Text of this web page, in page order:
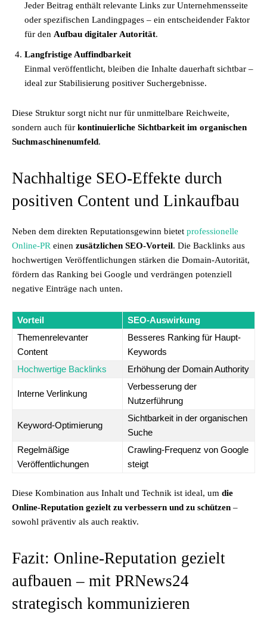
Jeder Beitrag enthält relevante Links zur Unternehmensseite
oder spezifischen Landingpages – ein entscheidender Faktor
für den Aufbau digitaler Autorität.
Langfristige Auffindbarkeit
Einmal veröffentlicht, bleiben die Inhalte dauerhaft sichtbar –
ideal zur Stabilisierung positiver Suchergebnisse.
Diese Struktur sorgt nicht nur für unmittelbare Reichweite,
sondern auch für kontinuierliche Sichtbarkeit im organischen
Suchmaschinenumfeld.
Nachhaltige SEO-Effekte durch
positiven Content und Linkaufbau
Neben dem direkten Reputationsgewinn bietet professionelle
Online-PR einen zusätzlichen SEO-Vorteil. Die Backlinks aus
hochwertigen Veröffentlichungen stärken die Domain-Autorität,
fördern das Ranking bei Google und verdrängen potenziell
negative Einträge nach unten.
Vorteil
SEO-Auswirkung
Themenrelevanter
Content
Besseres Ranking für Haupt-
Keywords
Hochwertige Backlinks
Erhöhung der Domain Authority
Interne Verlinkung
Verbesserung der
Nutzerführung
Keyword-Optimierung
Sichtbarkeit in der organischen
Suche
Regelmäßige
Veröffentlichungen
Crawling-Frequenz von Google
steigt
Diese Kombination aus Inhalt und Technik ist ideal, um die
Online-Reputation gezielt zu verbessern und zu schützen –
sowohl präventiv als auch reaktiv.
Fazit: Online-Reputation gezielt
aufbauen – mit PRNews24
strategisch kommunizieren